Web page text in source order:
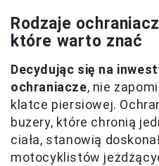
Rodzaje
które warto znać
Decydując się na
ochraniacze, nie
klatce piersiowej.
buzery, które chronią
ciała, stanowią
motocyklistów